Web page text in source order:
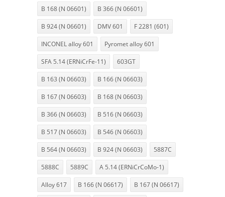
B 168 (N 06601) B 366 (N 06601)
B 924 (N 06601) DMV 601 F 2281 (601)
INCONEL alloy 601 Pyromet alloy 601
SFA 5.14 (ERNiCrFe-11) 603GT
B 163 (N 06603) B 166 (N 06603)
B 167 (N 06603) B 168 (N 06603)
B 366 (N 06603) B 516 (N 06603)
B 517 (N 06603) B 546 (N 06603)
B 564 (N 06603) B 924 (N 06603) 5887C
5888C 5889C A 5.14 (ERNiCrCoMo-1)
Alloy 617 B 166 (N 06617) B 167 (N 06617)